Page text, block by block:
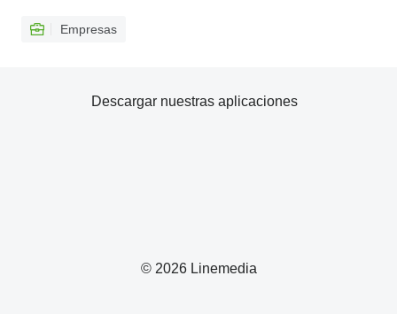
Empresas
© 2026 Linemedia
Descargar nuestras aplicaciones